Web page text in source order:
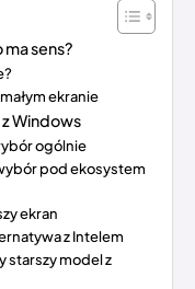
sens?
ekranie
Windows
ogólnie
pod ekosystem
ekran
z Intelem
starszy model z